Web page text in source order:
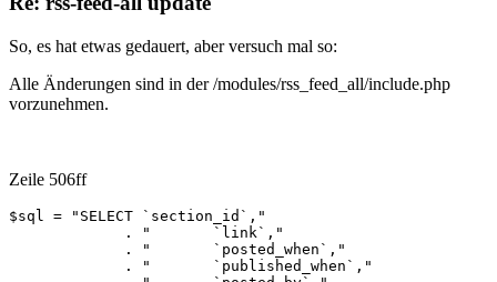
So, es hat etwas gedauert, aber versuch mal so:
Alle Änderungen sind in der /modules/rss_feed_all/include.php
vorzunehmen.
Zeile 506ff
$sql = "SELECT `section_id`,"
             . "       `link`,"
             . "       `posted_when`,"
             . "       `published_when`,"